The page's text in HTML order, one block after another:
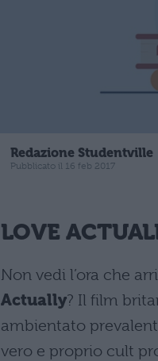
Redazione Studentville
Pubblicato il 16 feb 2017
LOVE
Non vedi l’ora che
Actually? Il film
ambientato
vero e proprio cult